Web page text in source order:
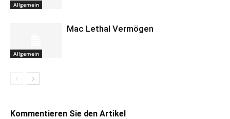
Allgemein
Allgemein
Mac Lethal Vermögen
Kommentieren Sie den Artikel